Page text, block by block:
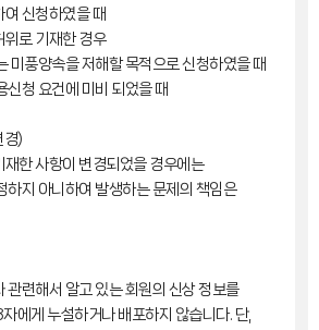
여 신청하였을 때
위로 기재한 경우
미풍양속을 저해할 목적으로 신청하였을 때
신청 요건에 미비 되었을 때
경)
한 사항이 변경되었을 경우에는
하지 아니하여 발생하는 문제의 책임은
관련해서 알고 있는 회원의 신상 정보를
에게 누설하거나 배포하지 않습니다. 단,